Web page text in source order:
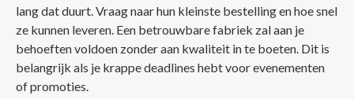
lang dat duurt. Vraag naar hun kleinste bestelling en hoe snel
ze kunnen leveren. Een betrouwbare fabriek zal aan je
behoeften voldoen zonder aan kwaliteit in te boeten. Dit is
belangrijk als je krappe deadlines hebt voor evenementen
of promoties.